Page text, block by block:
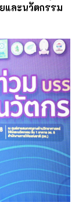
และนวัตกรรม